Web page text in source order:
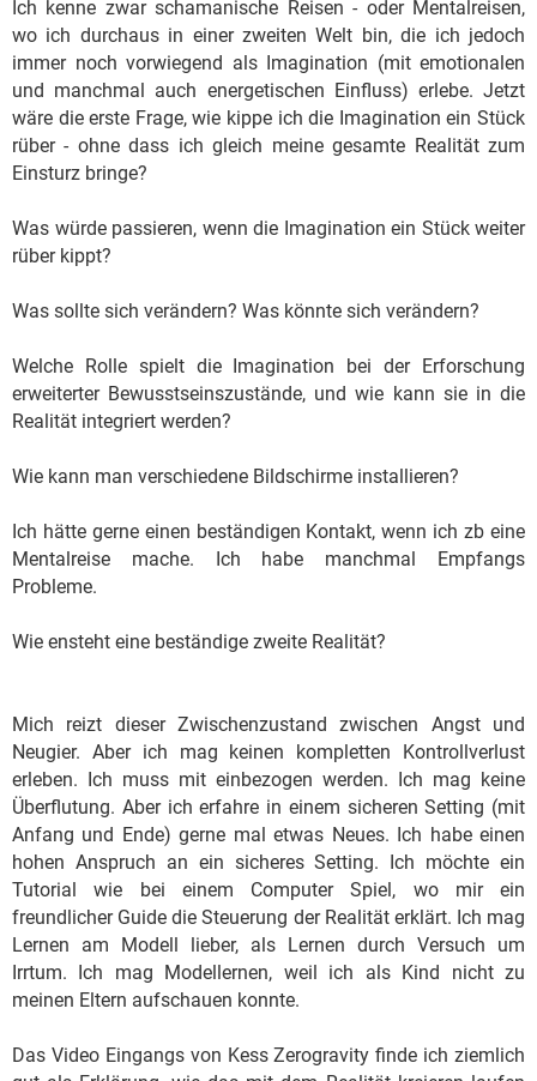
Ich kenne zwar schamanische Reisen - oder Mentalreisen,
wo ich durchaus in einer zweiten Welt bin, die ich jedoch
immer noch vorwiegend als Imagination (mit emotionalen
und manchmal auch energetischen Einfluss) erlebe. Jetzt
wäre die erste Frage, wie kippe ich die Imagination ein Stück
rüber - ohne dass ich gleich meine gesamte Realität zum
Einsturz bringe?
Was würde passieren, wenn die Imagination ein Stück weiter
rüber kippt?
Was sollte sich verändern? Was könnte sich verändern?
Welche Rolle spielt die Imagination bei der Erforschung
erweiterter Bewusstseinszustände, und wie kann sie in die
Realität integriert werden?
Wie kann man verschiedene Bildschirme installieren?
Ich hätte gerne einen beständigen Kontakt, wenn ich zb eine
Mentalreise mache. Ich habe manchmal Empfangs
Probleme.
Wie ensteht eine beständige zweite Realität?
Mich reizt dieser Zwischenzustand zwischen Angst und
Neugier. Aber ich mag keinen kompletten Kontrollverlust
erleben. Ich muss mit einbezogen werden. Ich mag keine
Überflutung. Aber ich erfahre in einem sicheren Setting (mit
Anfang und Ende) gerne mal etwas Neues. Ich habe einen
hohen Anspruch an ein sicheres Setting. Ich möchte ein
Tutorial wie bei einem Computer Spiel, wo mir ein
freundlicher Guide die Steuerung der Realität erklärt. Ich mag
Lernen am Modell lieber, als Lernen durch Versuch um
Irrtum. Ich mag Modellernen, weil ich als Kind nicht zu
meinen Eltern aufschauen konnte.
Das Video Eingangs von Kess Zerogravity finde ich ziemlich